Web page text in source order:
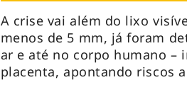
A crise vai além do lixo
menos de 5 mm, já foram
ar e até no corpo humano –
placenta, apontando riscos